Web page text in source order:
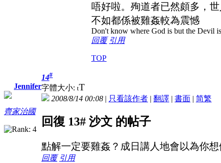
唔好啦。殉道者已然頗多，
不如都係被雞姦較為震憾
Don't know where God is but the Devil
回覆 引用
TOP
Jennifer
齊家治國
14#
字體大小: tT
2008/8/14 00:08 | 只看該作者 | 翻譯 | 書面 | 简繁
回復 13# 沙文 的帖子
點解一定要雞姦？成日講人地會以為你想
回覆 引用